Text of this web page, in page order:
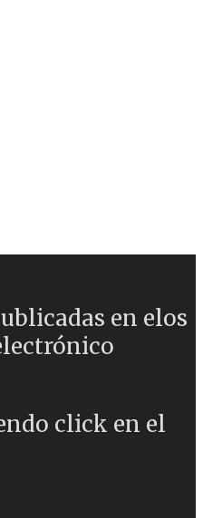
en elos
click en el